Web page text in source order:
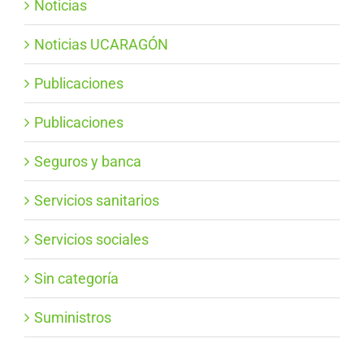
Noticias
Noticias UCARAGÓN
Publicaciones
Publicaciones
Seguros y banca
Servicios sanitarios
Servicios sociales
Sin categoría
Suministros